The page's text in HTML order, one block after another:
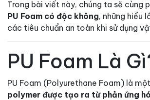
Trong bài viết này, chúng ta sẽ cùng
PU Foam có độc không, những hiểu
các tiêu chuẩn an toàn khi sử dụng
PU Foam Là
PU Foam (Polyurethane Foam) là
polymer được tạo ra từ phản ứng